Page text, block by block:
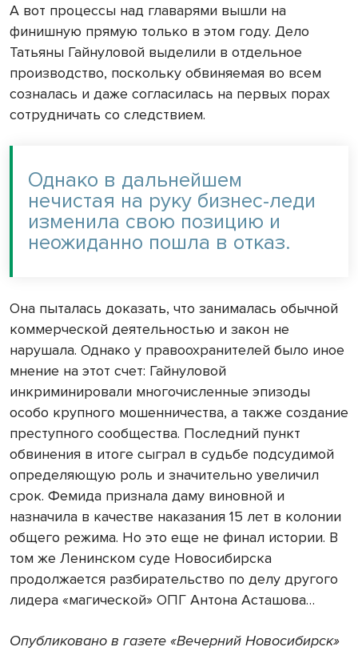
А вот процессы над главарями вышли на
финишную прямую только в этом году. Дело
Татьяны Гайнуловой выделили в отдельное
производство, поскольку обвиняемая во всем
созналась и даже согласилась на первых порах
сотрудничать со следствием.
Однако в дальнейшем
нечистая на руку бизнес-леди
изменила свою позицию и
неожиданно пошла в отказ.
Она пыталась доказать, что занималась обычной
коммерческой деятельностью и закон не
нарушала. Однако у правоохранителей было иное
мнение на этот счет: Гайнуловой
инкриминировали многочисленные эпизоды
особо крупного мошенничества, а также создание
преступного сообщества. Последний пункт
обвинения в итоге сыграл в судьбе подсудимой
определяющую роль и значительно увеличил
срок. Фемида признала даму виновной и
назначила в качестве наказания 15 лет в колонии
общего режима. Но это еще не финал истории. В
том же Ленинском суде Новосибирска
продолжается разбирательство по делу другого
лидера «магической» ОПГ Антона Асташова…
Опубликовано в газете «Вечерний Новосибирск»